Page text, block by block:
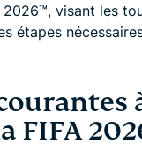
visant les
étapes
FIFA